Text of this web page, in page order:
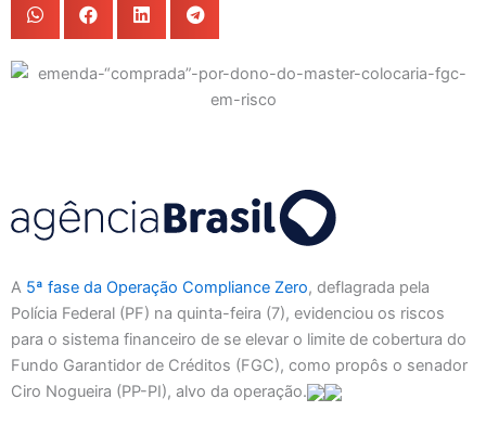
A 5ª fase da Operação Compliance Zero, deflagrada pela
Polícia Federal (PF) na quinta-feira (7), evidenciou os riscos
para o sistema financeiro de se elevar o limite de cobertura do
Fundo Garantidor de Créditos (FGC), como propôs o senador
Ciro Nogueira (PP-PI), alvo da operação.